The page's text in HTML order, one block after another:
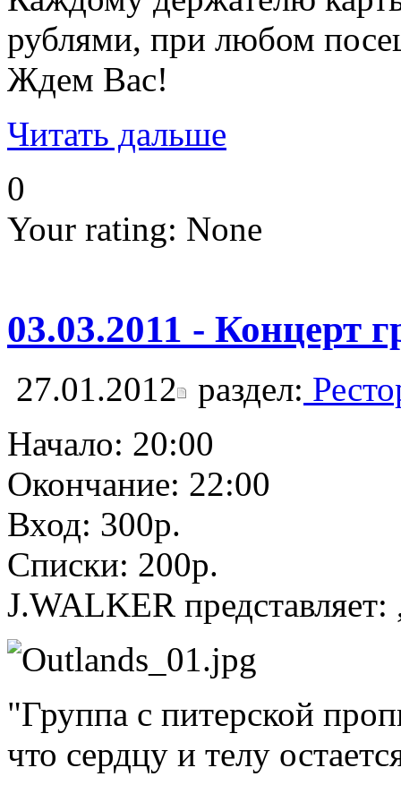
рублями, при любом
Ждем Вас!
Читать дальше
0
Your rating: None
03.03.2011 - Концерт
27.01.2012 раздел:
Начало: 20:00
Окончание: 22:00
Вход: 300р.
Списки: 200р.
J.WALKER
"Группа с питерской
что сердцу и телу